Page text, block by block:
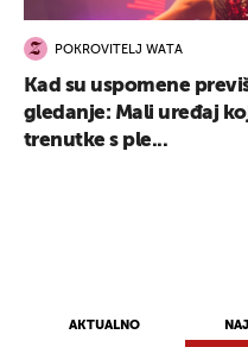
AKTUALNO
POKROVITELJ WATA
Kad su uspomene
gledanje: Mali uređaj
trenutke s ple...